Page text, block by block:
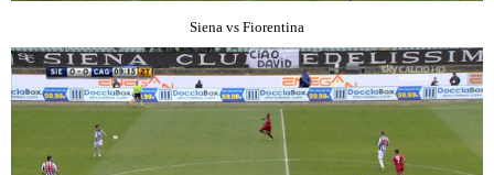
Siena vs Fiorentina